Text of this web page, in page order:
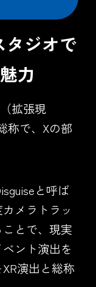
タジオで
力
拡張現
称で、Xの部
と呼ば
メラトラッ
とで、現実
ント演出を
演出と総称